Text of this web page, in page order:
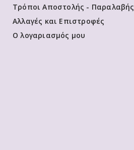
Τρόποι Αποστολής - Παραλαβής
Αλλαγές και Επιστροφές
Ο λογαριασμός μου